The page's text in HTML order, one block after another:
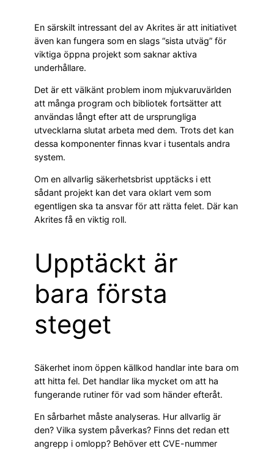
En särskilt intressant del av Akrites är att initiativet
även kan fungera som en slags “sista utväg” för
viktiga öppna projekt som saknar aktiva
underhållare.
Det är ett välkänt problem inom mjukvaruvärlden
att många program och bibliotek fortsätter att
användas långt efter att de ursprungliga
utvecklarna slutat arbeta med dem. Trots det kan
dessa komponenter finnas kvar i tusentals andra
system.
Om en allvarlig säkerhetsbrist upptäcks i ett
sådant projekt kan det vara oklart vem som
egentligen ska ta ansvar för att rätta felet. Där kan
Akrites få en viktig roll.
Upptäckt är
bara första
steget
Säkerhet inom öppen källkod handlar inte bara om
att hitta fel. Det handlar lika mycket om att ha
fungerande rutiner för vad som händer efteråt.
En sårbarhet måste analyseras. Hur allvarlig är
den? Vilka system påverkas? Finns det redan ett
angrepp i omlopp? Behöver ett CVE-nummer